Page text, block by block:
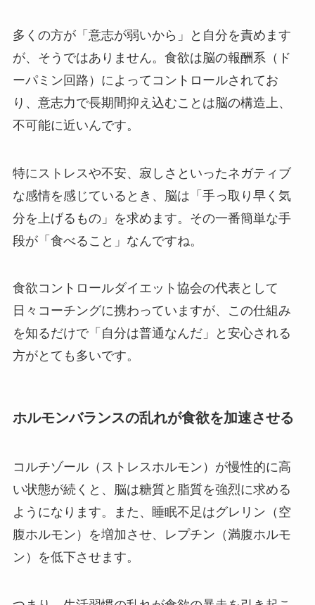
多くの方が「意志が弱いから」と自分を責めます
が、そうではありません。食欲は脳の報酬系（ド
ーパミン回路）によってコントロールされてお
り、意志力で長期間抑え込むことは脳の構造上、
不可能に近いんです。
特にストレスや不安、寂しさといったネガティブ
な感情を感じているとき、脳は「手っ取り早く気
分を上げるもの」を求めます。その一番簡単な手
段が「食べること」なんですね。
食欲コントロールダイエット協会の代表として
日々コーチングに携わっていますが、この仕組み
を知るだけで「自分は普通なんだ」と安心される
方がとても多いです。
ホルモンバランスの乱れが食欲を加速させる
コルチゾール（ストレスホルモン）が慢性的に高
い状態が続くと、脳は糖質と脂質を強烈に求める
ようになります。また、睡眠不足はグレリン（空
腹ホルモン）を増加させ、レプチン（満腹ホルモ
ン）を低下させます。